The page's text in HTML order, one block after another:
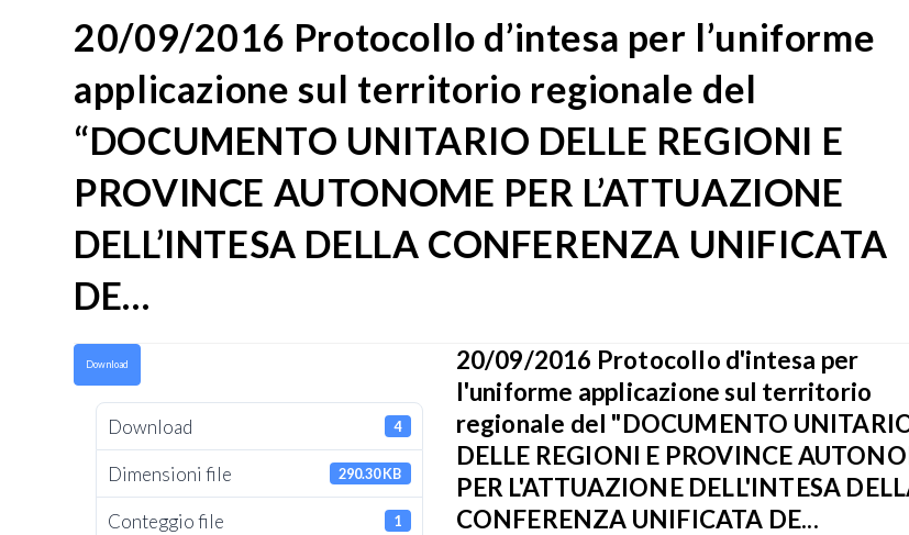
20/09/2016 Protocollo d’intesa per l’uniforme
applicazione sul territorio regionale del
“DOCUMENTO UNITARIO DELLE REGIONI E
PROVINCE AUTONOME PER L’ATTUAZIONE
DELL’INTESA DELLA CONFERENZA UNIFICATA
DE…
Download
Download 4
Dimensioni file 290.30 KB
Conteggio file 1
20/09/2016 Protocollo d'intesa per
l'uniforme applicazione sul territorio
regionale del "DOCUMENTO
DELLE REGIONI E PROVINCE
PER L'ATTUAZIONE DELL'INTESA
CONFERENZA UNIFICATA DE...